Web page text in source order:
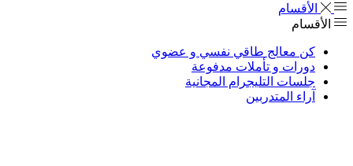
الأقسام
الأقسام
كن معالج طاقي نفسي و عضوي
دورات و تأملات مدفوعة
جلسات التليجرام المجانية
آراء المتدربين